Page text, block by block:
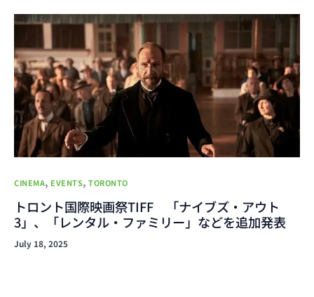
CINEMA, EVENTS, TORONTO
トロント国際映画祭TIFF 「ナイブズ・アウト
3」、「レンタル・ファミリー」などを追加発表
July 18, 2025